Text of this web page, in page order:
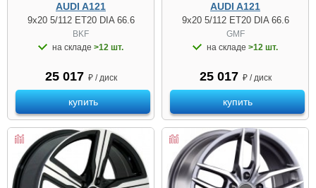
AUDI A121
9x20 5/112 ET20 DIA 66.6
BKF
на складе >12 шт.
25 017 ₽ / диск
купить
AUDI A121
9x20 5/112 ET20 DIA 66.6
GMF
на складе >12 шт.
25 017 ₽ / диск
купить